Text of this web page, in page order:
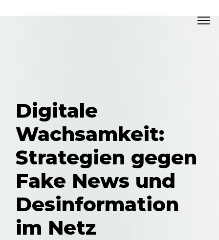
Digitale
Wachsamkeit:
Strategien gegen
Fake News und
Desinformation
im Netz